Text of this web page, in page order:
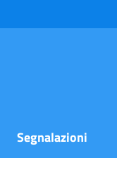
Segnalazioni